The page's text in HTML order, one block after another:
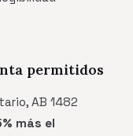
permitidos
AB 1482
más el